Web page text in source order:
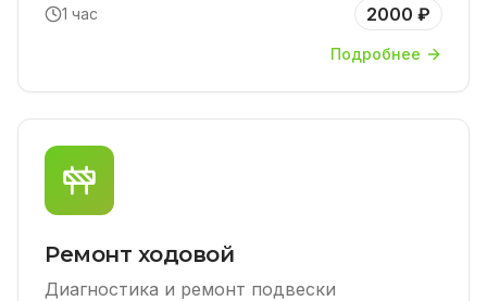
1 час 2000 ₽
Подробнее
Ремонт ходовой
Диагностика и ремонт подвески